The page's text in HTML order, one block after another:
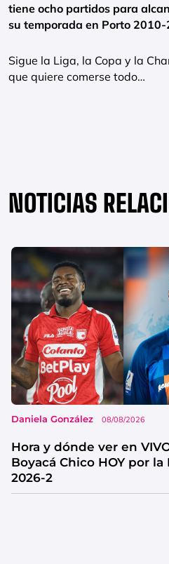
tiene ocho partidos para
su temporada en Porto
Sigue la Liga, la Copa y la
que quiere comerse todo…
NOTICIAS
Daniela González 08/08/2026
Hora y dónde ver en
Boyacá Chico HOY por la
2026-2